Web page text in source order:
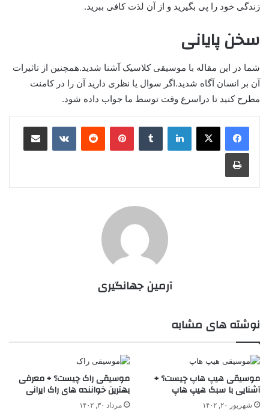
زندگی خود را پی بگیرید و از آن لذت کافی ببرید.
سخن پایانی
شما در این مقاله با موسیقی کلاسیک آشنا شدید.همچنین از تاثیرات
آن بر انسان آگاه شدید.اگر سوال یا نظری دارید آن را در کامنت
مطرح کنید تا دراسرع وقت توسط ما جواب داده شود.
لینکدین ‫تامبلر پینترست‫رددیت ‫VKontakteاشتراک گذاری از طریق ایمیل
چاپ
آرمین جهانگیری
نوشته های مشابه
موسیقی هیپ هاپ چیست؟ +
آشنایی با سبک هیپ هاپ
شهریور ۲۰, ۱۴۰۲
موسیقی راک چیست؟ + معرفی
بهترین خواننده های راک ایرانی
مرداد ۳۰, ۱۴۰۲